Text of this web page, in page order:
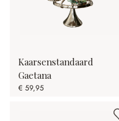
Kaarsenstandaard
Gaetana
€ 59,95